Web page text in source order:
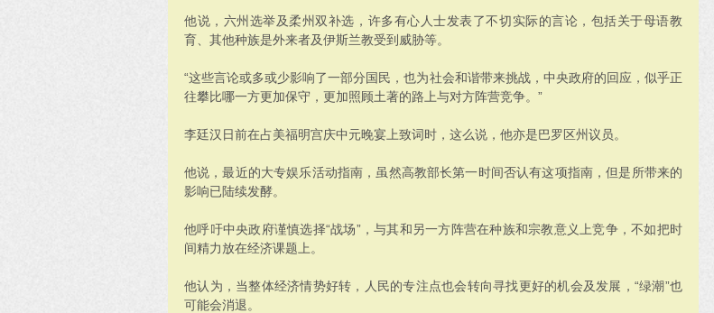
他说，六州选举及柔州双补选，许多有心人士发表了不切实际的言论，包括关于母语教
育、其他种族是外来者及伊斯兰教受到威胁等。
“这些言论或多或少影响了一部分国民，也为社会和谐带来挑战，中央政府的回应，似乎正
往攀比哪一方更加保守，更加照顾土著的路上与对方阵营竞争。”
李廷汉日前在占美福明宫庆中元晚宴上致词时，这么说，他亦是巴罗区州议员。
他说，最近的大专娱乐活动指南，虽然高教部长第一时间否认有这项指南，但是所带来的
影响已陆续发酵。
他呼吁中央政府谨慎选择“战场”，与其和另一方阵营在种族和宗教意义上竞争，不如把时
间精力放在经济课题上。
他认为，当整体经济情势好转，人民的专注点也会转向寻找更好的机会及发展，“绿潮”也
可能会消退。